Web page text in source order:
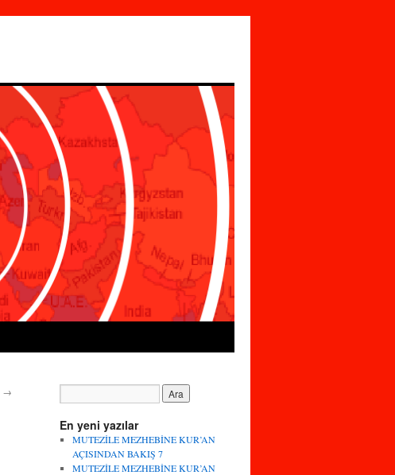
→
En yeni yazılar
MUTEZİLE MEZHEBİNE KUR’AN
AÇISINDAN BAKIŞ 7
MUTEZİLE MEZHEBİNE KUR’AN